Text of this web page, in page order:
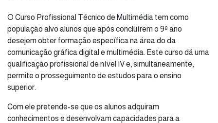
O Curso Profissional Técnico de Multimédia tem como
população alvo alunos que após concluírem o 9º ano
desejem obter formação específica na área do da
comunicação gráfica digital e multimédia. Este curso dá uma
qualificação profissional de nível IV e, simultaneamente,
permite o prosseguimento de estudos para o ensino
superior.
Com ele pretende-se que os alunos adquiram
conhecimentos e desenvolvam capacidades para a